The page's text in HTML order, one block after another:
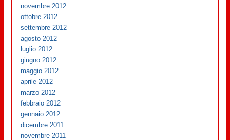
novembre 2012
ottobre 2012
settembre 2012
agosto 2012
luglio 2012
giugno 2012
maggio 2012
aprile 2012
marzo 2012
febbraio 2012
gennaio 2012
dicembre 2011
novembre 2011